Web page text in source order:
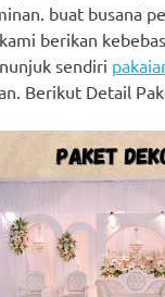
buat busana
berikan
sendiri
Berikut Detail